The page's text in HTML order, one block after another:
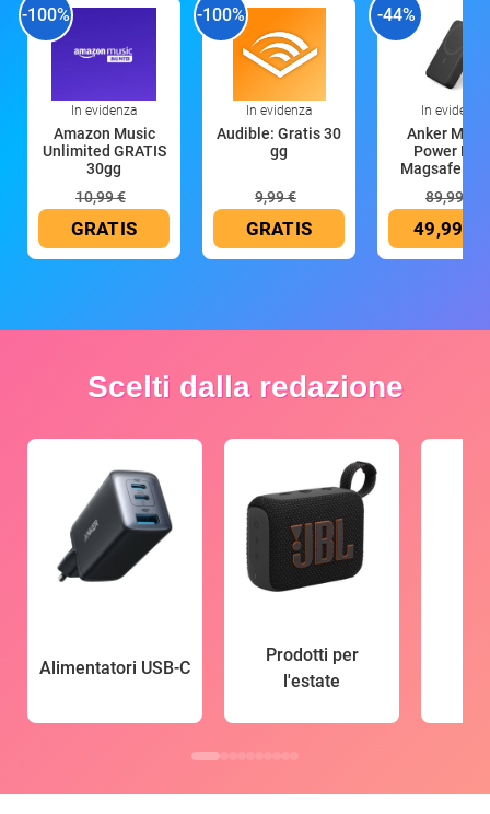
-100%
In evidenza
Amazon Music
Unlimited GRATIS
30gg
10,99 €
GRATIS
-100%
In evidenza
Audible: Gratis 30
gg
9,99 €
GRATIS
-44%
In evidenza
Anker
Power
Magsafe
89,99 €
49,99 €
Scelti dalla redazione
Alimentatori USB-C
Prodotti per
l'estate